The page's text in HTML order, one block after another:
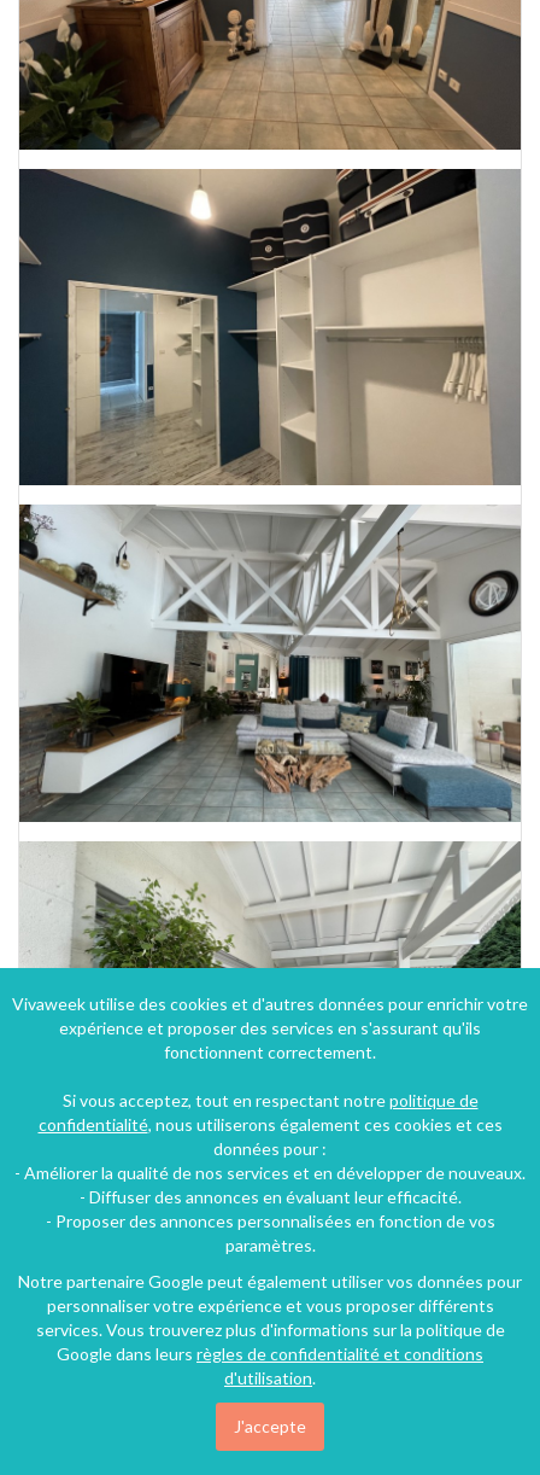
Vivaweek utilise des cookies et d'autres données pour enrichir votre
expérience et proposer des services en s'assurant qu'ils
fonctionnent correctement.
Si vous acceptez, tout en respectant notrepolitique de
confidentialité, nous utiliserons également ces cookies et ces
données pour :
- Améliorer la qualité de nos services et en développer de nouveaux.
- Diffuser des annonces en évaluant leur efficacité.
- Proposer des annonces personnalisées en fonction de vos
paramètres.
Notre partenaire Google peut également utiliser vos données pour
personnaliser votre expérience et vous proposer différents
services. Vous trouverez plus d'informations sur la politique de
Google dans leurs règles de confidentialité et conditions
d'utilisation.
J'accepte